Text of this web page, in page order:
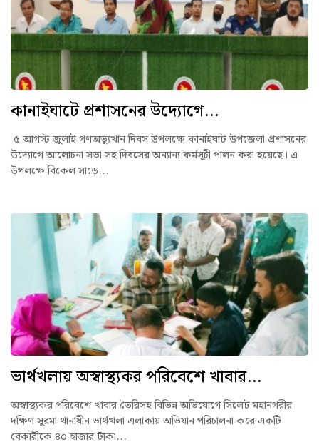
কানাইঘাটে প্রশাসনের উদ্যোগে...
৫ আগস্ট জুলাই গণঅভ্যুত্থান দিবস উপলক্ষে কানাইঘাট উপজেলা প্রশাসনের
উদ্যোগে আলোচনা সভা সহ দিবসের অন্যান্য কর্মসূচী পালন করা হয়েছে। এ
উপলক্ষে বিকেল সাড়ে...
ভার্থখলায় অস্বাস্থ্যকর পরিবেশে খাবার...
অস্বাস্থ্যকর পরিবেশে খাবার তৈরিসহ বিভিন্ন অভিযোগে সিলেট মহানগরীর
দক্ষিণ সুরমা থানাধীন ভার্থখলা এলাকায় অভিযান পরিচালনা করে একটি
বেকারীকে ৪০ হাজার টাকা...